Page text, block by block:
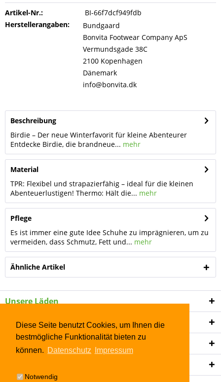
Diese Seite benutzt Cookies, um Ihnen die
bestmögliche Funktionalität bieten zu
können. Datenschutz Impressum
Notwendig
Artikel-Nr.:
BI-66f7dcf949fdb
Herstellerangaben:
Bundgaard
Bonvita Footwear Company ApS
Vermundsgade 38C
2100 Kopenhagen
Dänemark
info@bonvita.dk
Beschreibung
Birdie – Der neue Winterfavorit für kleine Abenteurer
Entdecke Birdie, die brandneue... mehr
Material
TPR: Flexibel und strapazierfähig – ideal für die kleinen
Abenteuerlustigen! Thermo: Hält die... mehr
Pflege
Es ist immer eine gute Idee Schuhe zu imprägnieren, um zu
vermeiden, dass Schmutz, Fett und... mehr
Ähnliche Artikel
Unsere Läden
Shop Service
Informationen